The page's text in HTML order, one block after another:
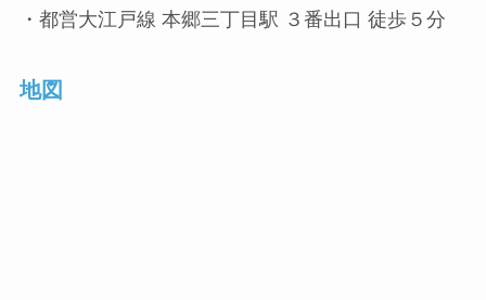
・都営大江戸線 本郷三丁目駅 ３番出口 徒歩５分
地図